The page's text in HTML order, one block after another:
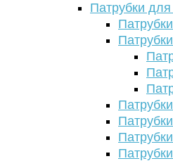
Патрубки